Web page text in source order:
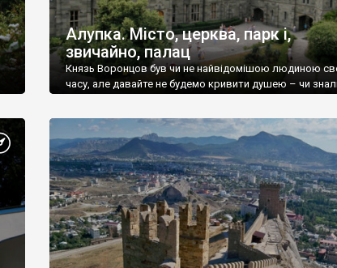
Алупка. Місто, церква, парк і,
звичайно, палац
Князь Воронцов був чи не найвідомішою людиною
часу, але давайте не будемо кривити душею – чи